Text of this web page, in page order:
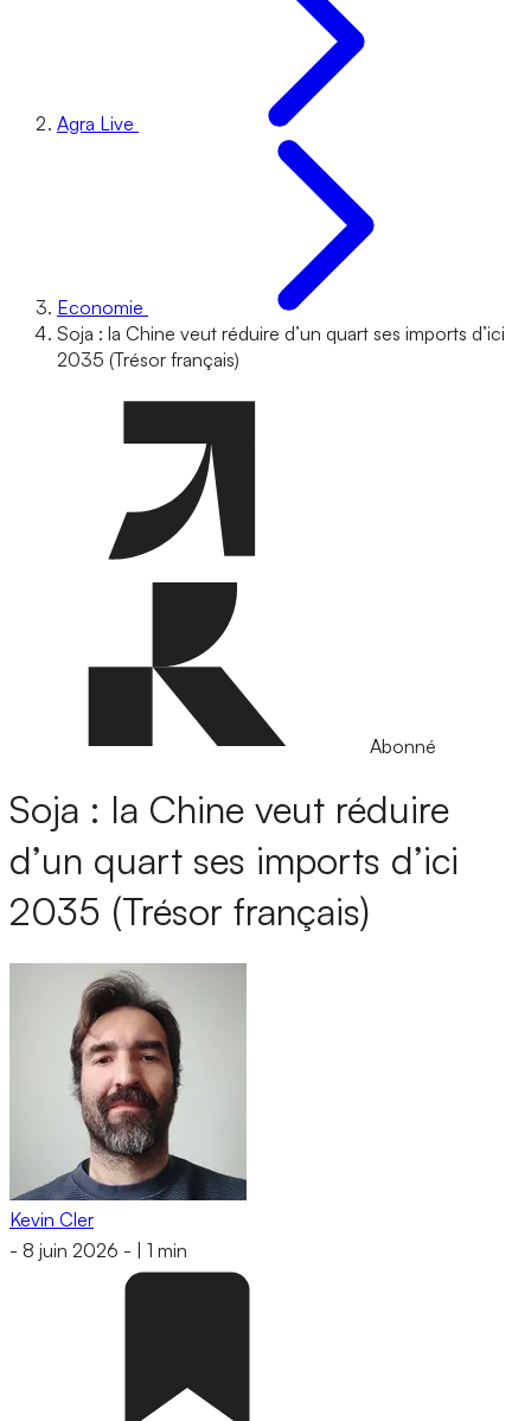
Agra Live
Economie
Soja : la Chine veut réduire d’un quart ses imports d’ici
2035 (Trésor français)
Abonné
Soja : la Chine veut réduire
d’un quart ses imports d’ici
2035 (Trésor français)
Kevin Cler
- 8 juin 2026 - 1 min